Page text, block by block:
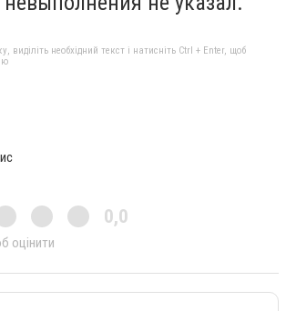
необхідний текст і натисніть Ctrl + Enter, щоб
0,0
оцінити